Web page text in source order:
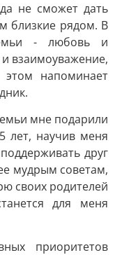
не сможет дать
близкие рядом. В
- любовь и
взаимоуважение,
напоминает
мне подарили
лет, научив меня
друг
мудрым советам,
своих родителей
для меня
приоритетов